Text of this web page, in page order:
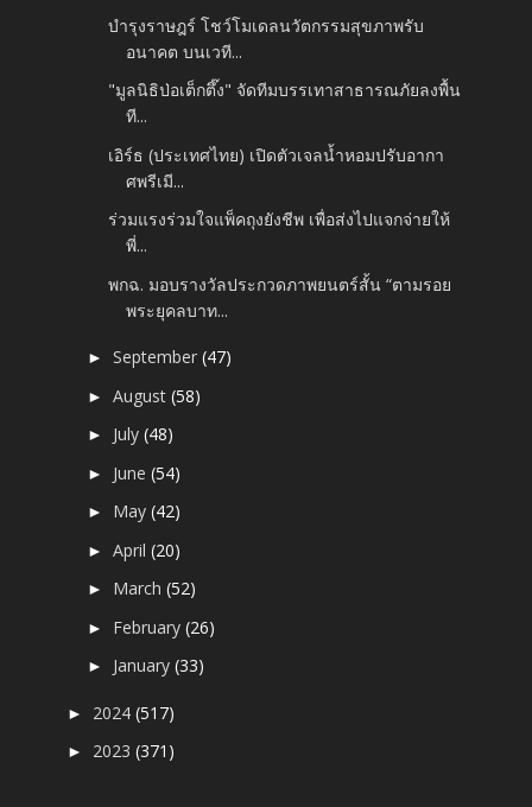
บำรุงราษฎร์ โชว์โมเดลนวัตกรรมสุขภาพรับ
อนาคต บนเวที...
"มูลนิธิป่อเต็กตึ๊ง" จัดทีมบรรเทาสาธารณภัยลงพื้น
ที...
เอิร์ธ (ประเทศไทย) เปิดตัวเจลน้ำหอมปรับอากา
ศพรีเมี...
ร่วมแรงร่วมใจแพ็คถุงยังชีพ เพื่อส่งไปแจกจ่ายให้
พี่...
พกฉ. มอบรางวัลประกวดภาพยนตร์สั้น “ตามรอย
พระยุคลบาท...
►September(47)
►August(58)
► July(48)
► June(54)
► May(42)
►April(20)
► March(52)
► February(26)
► January(33)
► 2024(517)
► 2023(371)